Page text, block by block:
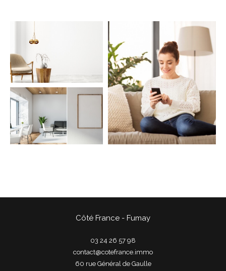
Côté France - Fumay
03 24 26 57 98
contact@cotefrance.immo
60 rue Général de Gaulle
AFFINER LES CRITÈRES
TERRASSE PARKING PISCINE
FILTRER PAR
COUPS DE COEUR
EXCLUSIVITÉS NOUVEAUTÉS